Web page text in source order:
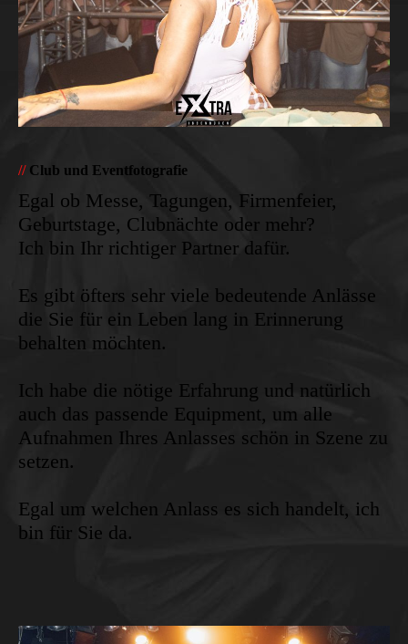
//Club und Eventfotografie
Egal ob Messe, Tagungen, Firmenfeier,
Geburtstage, Clubnächte oder mehr?
Ich bin Ihr richtiger Partner dafür.
Es gibt öfters sehr viele bedeutende Anlässe
die Sie für ein Leben lang in Erinnerung
behalten möchten.
Ich habe die nötige Erfahrung und natürlich
auch das passende Equipment, um alle
Aufnahmen Ihres Anlasses schön in Szene zu
setzen.
Egal um welchen Anlass es sich handelt, ich
bin für Sie da.